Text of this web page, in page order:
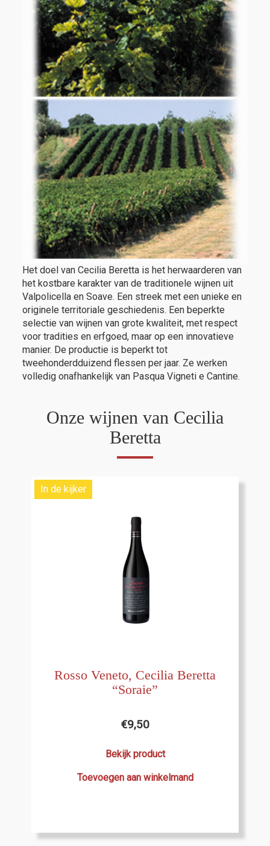
Het doel van Cecilia Beretta is het herwaarderen van
het kostbare karakter van de traditionele wijnen uit
Valpolicella en Soave. Een streek met een unieke en
origineleterritoriale geschiedenis. Een beperkte
selectie van wijnen van grote kwaliteit, met respect
voor tradities en erfgoed, maar op een innovatieve
manier. De productie is beperkt tot
tweehonderdduizend flessen per jaar. Ze werken
volledig onafhankelijk van Pasqua Vigneti e Cantine.
Onze wijnen van Cecilia
Beretta
In de kijker
Rosso Veneto, Cecilia Beretta
“Soraie”
€9,50
Bekijk product
Toevoegen aan winkelmand